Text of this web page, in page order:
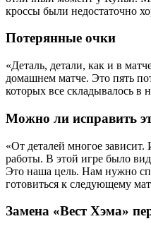
кроссы были недостаточно
Потерянные очки
«Деталь, детали, как и в
домашнем матче. Это пять
которых все складывалось в
Можно ли исправить
«От деталей многое зависит.
работы. В этой игре было
Это наша цель. Нам нужно
готовиться к следующему
Замена «Вест Хэма»